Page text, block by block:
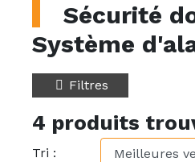
Sécurité
Système
Filtres
4 produits
Tri :